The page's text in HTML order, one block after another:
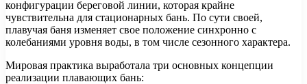
конфигурации береговой линии, которая крайне
чувствительна для стационарных бань. По сути своей,
плавучая баня изменяет свое положение синхронно с
колебаниями уровня воды, в том числе сезонного характера.
Мировая практика выработала три основных концепции
реализации плавающих бань: